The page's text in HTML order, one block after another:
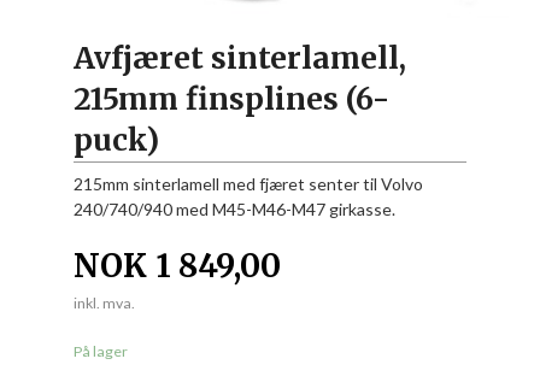
Avfjæret sinterlamell,
215mm finsplines (6-
puck)
215mm sinterlamell med fjæret senter til Volvo
240/740/940 med M45-M46-M47 girkasse.
NOK 1 849,00
inkl. mva.
På lager